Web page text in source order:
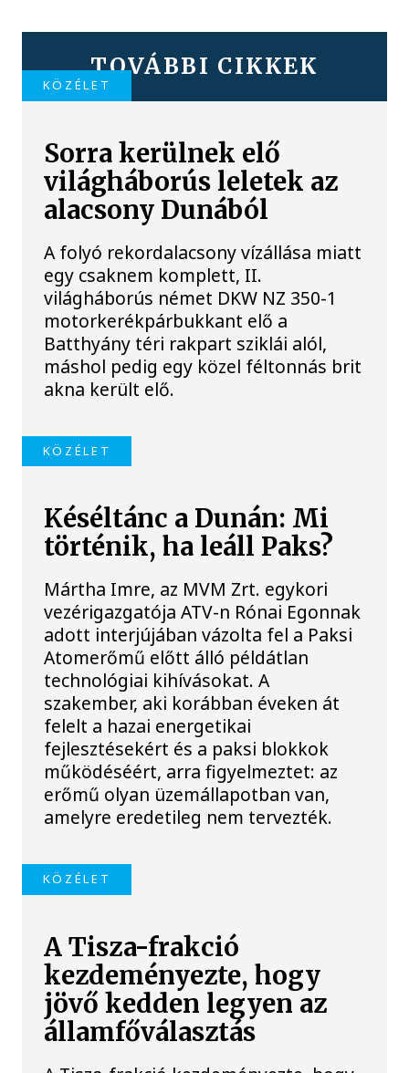
TOVÁBBI CIKKEK
KÖZÉLET
Sorra kerülnek elő
világháborús leletek az
alacsony Dunából
A folyó rekordalacsony vízállása miatt
egy csaknem komplett, II.
világháborús német DKW NZ 350-1
motorkerékpárbukkant elő a
Batthyány téri rakpart sziklái alól,
máshol pedig egy közel féltonnás brit
akna került elő.
KÖZÉLET
Késéltánc a Dunán: Mi
történik, ha leáll Paks?
Mártha Imre, az MVM Zrt. egykori
vezérigazgatója ATV-n Rónai Egonnak
adott interjújában vázolta fel a Paksi
Atomerőmű előtt álló példátlan
technológiai kihívásokat. A
szakember, aki korábban éveken át
felelt a hazai energetikai
fejlesztésekért és a paksi blokkok
működéséért, arra figyelmeztet: az
erőmű olyan üzemállapotban van,
amelyre eredetileg nem tervezték.
KÖZÉLET
A Tisza-frakció
kezdeményezte, hogy
jövő kedden legyen az
államfőválasztás